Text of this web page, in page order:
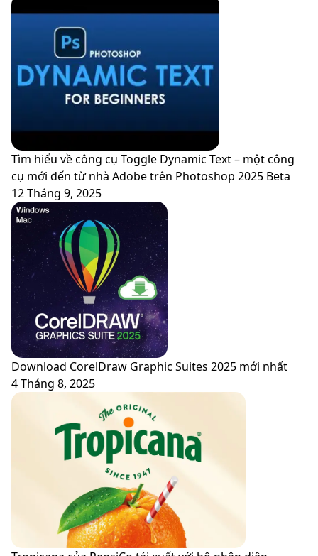
Tìm hiểu về công cụ Toggle Dynamic Text – một công
cụ mới đến từ nhà Adobe trên Photoshop 2025 Beta
12 Tháng 9, 2025
Download CorelDraw Graphic Suites 2025 mới nhất
4 Tháng 8, 2025